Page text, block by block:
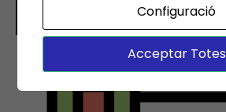
Configuració
Acceptar Totes